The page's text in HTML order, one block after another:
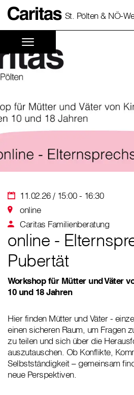
St. Pölten & NÖ-
11.02.26 / 15:00 - 16:30
online
Caritas Familienberatung
online -
Pubertät
Workshop für Mütter und Väter
10 und 18 Jahren
Hier finden Mütter und Väter -
einen sicheren Raum, um Fragen
zu teilen und sich über die
auszutauschen. Ob Konflikte,
Selbstständigkeit – gemeinsam
neue Perspektiven.